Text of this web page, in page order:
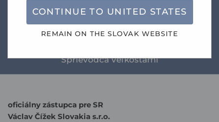
CONTINUE TO UNITED STATES
REMAIN ON THE SLOVAK WEBSITE
pri objednávke nad 60 Eur
Sprievodca veľkosťami
oficiálny zástupca pre SR
Václav Čížek Slovakia s.r.o.